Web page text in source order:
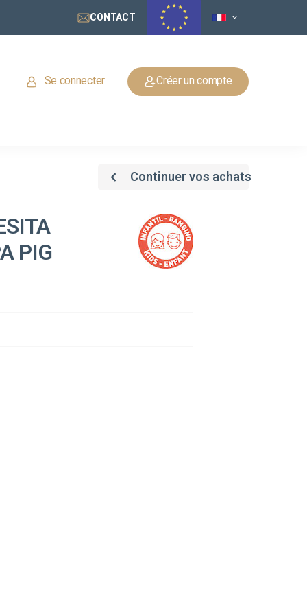
CONTACT
Se connecter Créer un compte
Continuer vos achats
PIG